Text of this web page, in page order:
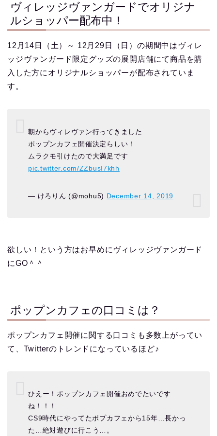
ヴィレッジヴァンガードでオリジナ
ルショッパー配布中！
12月14日（土）～ 12月29日（日）の期間中はヴィレ
ッジヴァンガード限定グッズの展開店舗にて商品を購
入した方にオリジナルショッパーが配布されていま
す。
朝からヴィレヴァン行ってきました
ポップンカフェ開催決定らしい！
ムラクモ引けたので大満足です
pic.twitter.com/ZZbusI7khh
— けろりん (@mohu5) December 14, 2019
欲しい！という方はお早めにヴィレッジヴァンガード
にGO＾＾
ポップンカフェの口コミは？
ポップンカフェ開催に関する口コミも多数上がってい
て、Twitterのトレンドになっているほど♪
ひえー！ポップンカフェ開催おめでたいです
ね！！！
CS9時代にやってたポプカフェから15年…長かっ
た…絶対遊びに行こう…。